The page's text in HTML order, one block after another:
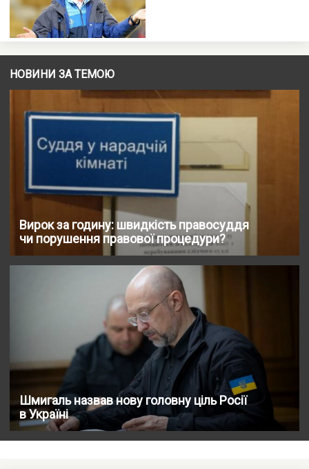
НОВИНИ ЗА ТЕМОЮ
Вирок за годину: швидкість правосуддя
чи порушення правової процедури?
Шмигаль назвав нову головну ціль Росії
в Україні